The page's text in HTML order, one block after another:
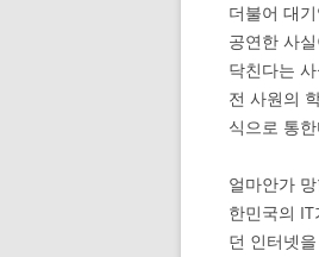
더불어 대
공연한 사
닥친다는
전 사원의
식으로 통
얼마안가
한민국의
던 인터넷